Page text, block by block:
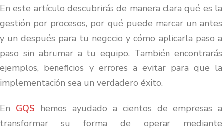
En este artículo descubrirás de manera clara qué es la
gestión por procesos, por qué puede marcar un antes
y un después para tu negocio y cómo aplicarla paso a
paso sin abrumar a tu equipo. También encontrarás
ejemplos, beneficios y errores a evitar para que la
implementación sea un verdadero éxito.
En GQS hemos ayudado a cientos de empresas a
transformar su forma de operar mediante